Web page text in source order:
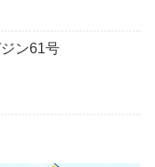
ン61号